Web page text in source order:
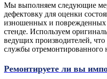
Мы выполняем следующие
дефектовку для оценки
изношенных и поврежденных
стенде. Используем
ведущих производителей, что
службы отремонтированного
Ремонтируете ли вы